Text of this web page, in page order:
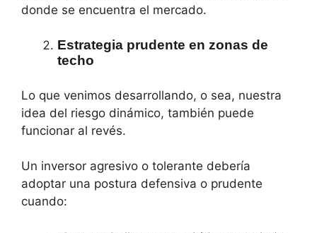
donde se encuentra el mercado.
Estrategia prudente en zonas de
techo
Lo que venimos desarrollando, o sea, nuestra
idea del riesgo dinámico, también puede
funcionar al revés.
Un inversor agresivo o tolerante debería
adoptar una postura defensiva o prudente
cuando: